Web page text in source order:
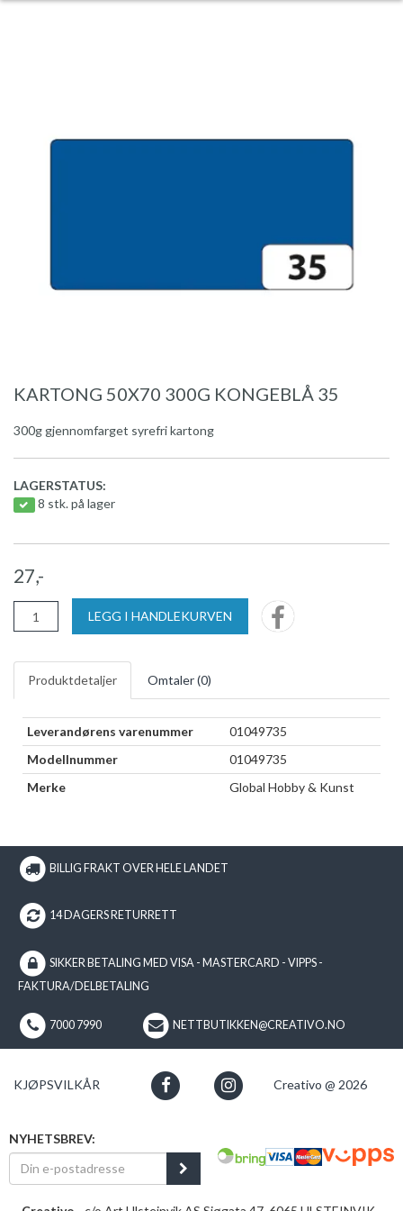
KARTONG 50X70 300G KONGEBLÅ 35
300g gjennomfarget syrefri kartong
LAGERSTATUS:
8 stk. på lager
27,-
LEGG I HANDLEKURVEN
Produktdetaljer Omtaler (0)
Leverandørens varenummer
01049735
Modellnummer
01049735
Merke
Global Hobby & Kunst
BILLIG FRAKT OVER HELE LANDET
14 DAGERS RETURRETT
SIKKER BETALING MED VISA - MASTERCARD - VIPPS -
FAKTURA/DELBETALING
7000 7990 NETTBUTIKKEN@CREATIVO.NO
KJØPSVILKÅR Creativo @ 2026
NYHETSBREV: